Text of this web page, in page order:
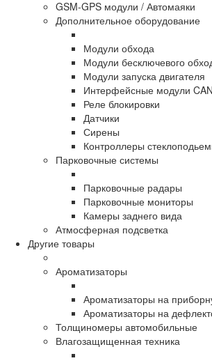
GSM-GPS модули / Автомаяки
Дополнительное оборудование
Модули обхода
Модули бесключевого
Модули запуска двигателя
Интерфейсные модули CAN
Реле блокировки
Датчики
Сирены
Контроллеры
Парковочные системы
Парковочные радары
Парковочные мониторы
Камеры заднего вида
Атмосферная подсветка
Другие товары
Ароматизаторы
Ароматизаторы на
Ароматизаторы на
Толщиномеры автомобильные
Влагозащищенная техника